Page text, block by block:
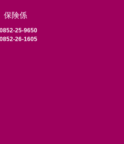
保険係
0852-25-9650
0852-26-1605